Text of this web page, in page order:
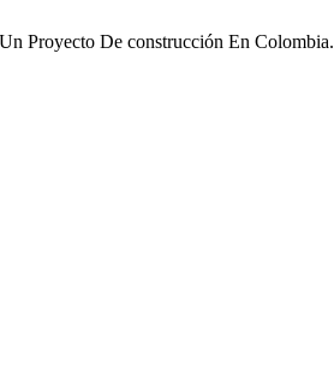
Proyecto De construcción En Colombia.